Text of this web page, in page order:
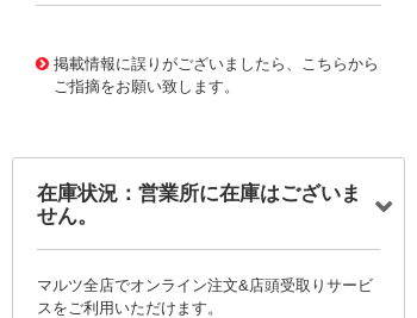
掲載情報に誤りがございましたら、こちらから
ご指摘をお願い致します。
在庫状況：営業所に在庫はございま
せん。
マルツ全店でオンライン注文&店頭受取りサービ
スをご利用いただけます。